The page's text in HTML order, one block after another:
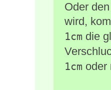
Oder
wird,
1cm die
1cm oder